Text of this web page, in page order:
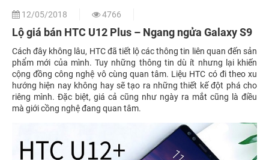
12/05/2018 4766
Lộ giá bán HTC U12 Plus – Ngang ngửa Galaxy S9
Cách đây không lâu, HTC đã tiết lộ các thông tin liên quan đến sản
phẩm mới của mình. Tuy những thông tin dù ít nhưng lại khiến
cộng đồng công nghệ vô cùng quan tâm. Liệu HTC có đi theo xu
hướng hiện nay không hay sẽ tạo ra những thiết kế đột phá cho
riêng mình. Đặc biệt, giá cả cũng như ngày ra mắt cũng là điều
mà giới cồng nghệ đang quan tâm.